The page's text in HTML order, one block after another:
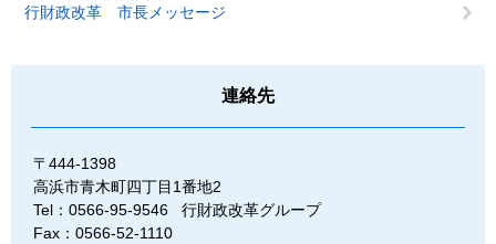
行財政改革 市長メッセージ
連絡先
〒444-1398
高浜市青木町四丁目1番地2
Tel：0566-95-9546
行財政改革グループ
Fax：0566-52-1110